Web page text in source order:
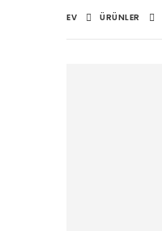
EV ÜRÜNLER